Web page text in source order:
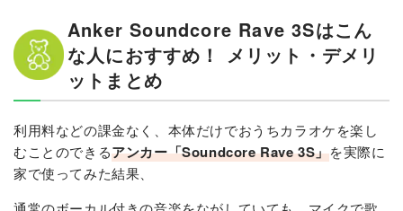
Anker Soundcore Rave 3Sはこん
な人におすすめ！ メリット・デメリ
ットまとめ
利用料などの課金なく、本体だけでおうちカラオケを楽し
むことのできるアンカー「Soundcore Rave 3S」を実際に
家で使ってみた結果、